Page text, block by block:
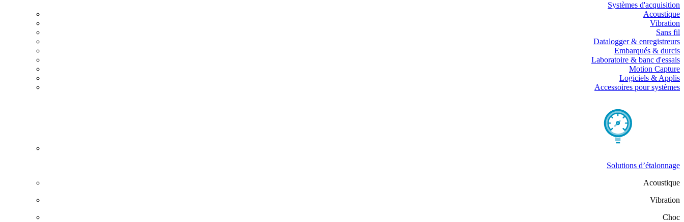
Systèmes d'acquisition
Acoustique
Vibration
Sans fil
Datalogger & enregistreurs
Embarqués & durcis
Laboratoire & banc d'essais
Motion Capture
Logiciels & Applis
Accessoires pour systèmes
Solutions d’étalonnage
Acoustique
Vibration
Choc